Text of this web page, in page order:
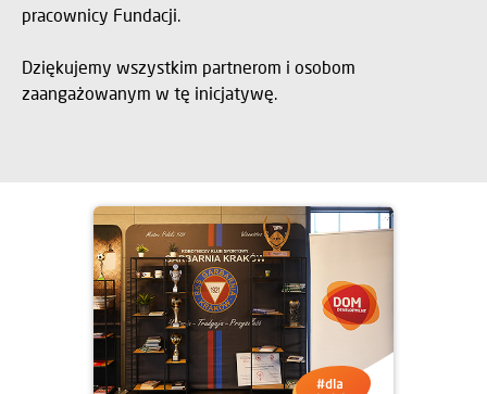
pracownicy Fundacji.
Dziękujemy wszystkim partnerom i osobom
zaangażowanym w tę inicjatywę.